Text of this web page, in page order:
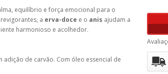
equilíbrio e força emocional para o
a erva-doce e o anis ajudam a
harmonioso e acolhedor.
de carvão. Com óleo essencial de